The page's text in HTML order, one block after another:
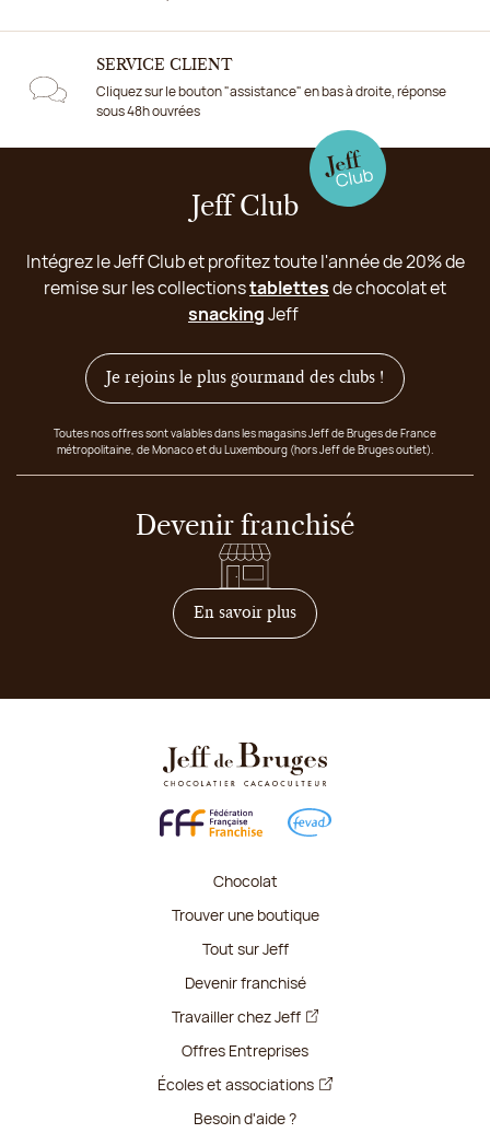
SERVICE CLIENT
Cliquez sur le bouton "assistance" en bas à droite, réponse
sous 48h ouvrées
Jeff Club
Intégrez le Jeff Club et profitez toute l'année de 20% de
remise sur les collectionstablettesde chocolat et
snackingJeff
Je rejoins le plus gourmand des clubs !
Toutes nos offres sont valables dans les magasins Jeff de Bruges de France
métropolitaine, de Monaco et du Luxembourg (hors Jeff de Bruges outlet).
Devenir franchisé
En savoir plussur comment devenir
Chocolat
Trouver une boutique
Tout sur Jeff
Devenir franchisé
Travailler chez Jeff
Offres Entreprises
Écoles et associations
Besoin d'aide ?